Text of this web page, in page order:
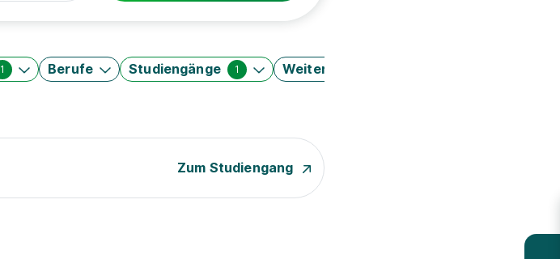
1 Berufe Studiengänge 1 Weitere Filter
Zum Studiengang